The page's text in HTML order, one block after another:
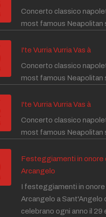
Concerto classico
most famous Neapolitan
I'te Vurria Vurria Vas à
Concerto classico
most famous Neapolitan
I'te Vurria Vurria Vas à
Concerto classico
most famous Neapolitan
Festeggiamenti in onore
Arcangelo
I festeggiamenti in onore
Arcangelo a Sant'Angelo
celebrano ogni anno il 29